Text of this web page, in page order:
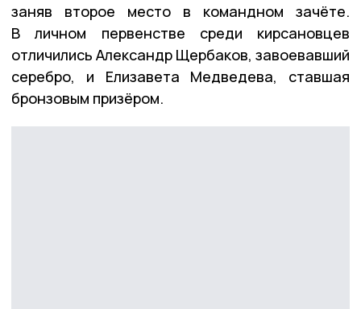
заняв второе место в командном зачёте.
В личном первенстве среди кирсановцев
отличились Александр Щербаков, завоевавший
серебро, и Елизавета Медведева, ставшая
бронзовым призёром.